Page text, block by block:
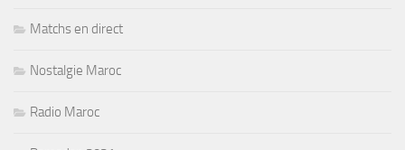
Matchs en direct
Nostalgie Maroc
Radio Maroc